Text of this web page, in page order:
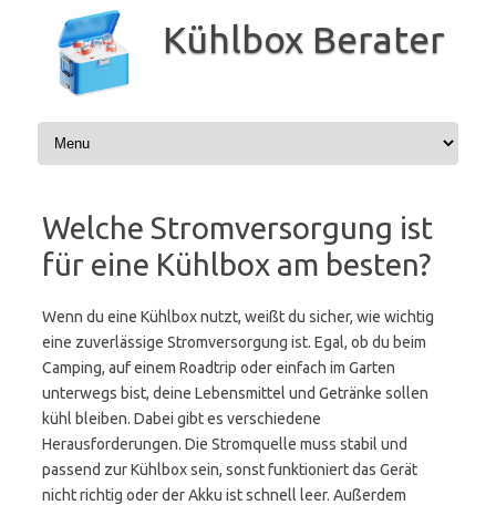
springen
Kühlbox Berater
Welche Stromversorgung ist
für eine Kühlbox am besten?
Wenn du eine Kühlbox nutzt, weißt du sicher, wie wichtig
eine zuverlässige Stromversorgung ist. Egal, ob du beim
Camping, auf einem Roadtrip oder einfach im Garten
unterwegs bist, deine Lebensmittel und Getränke sollen
kühl bleiben. Dabei gibt es verschiedene
Herausforderungen. Die Stromquelle muss stabil und
passend zur Kühlbox sein, sonst funktioniert das Gerät
nicht richtig oder der Akku ist schnell leer. Außerdem